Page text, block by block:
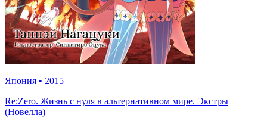
Япония • 2015
Re:Zero. Жизнь с нуля в альтернативном мире. Экстры
(Новелла)